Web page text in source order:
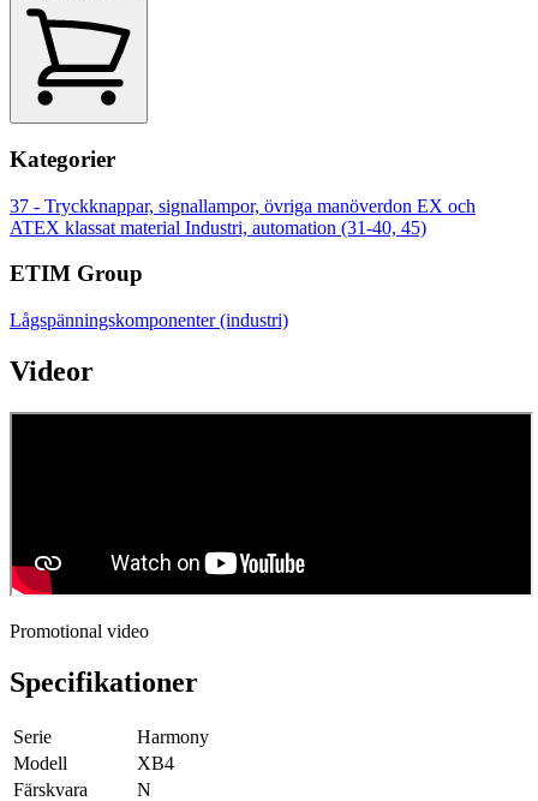
Kategorier
37 - Tryckknappar, signallampor, övriga manöverdon EX och
ATEX klassat material Industri, automation (31-40, 45)
ETIM Group
Lågspänningskomponenter (industri)
Videor
Promotional video
Specifikationer
Serie
Harmony
Modell
XB4
Färskvara
N